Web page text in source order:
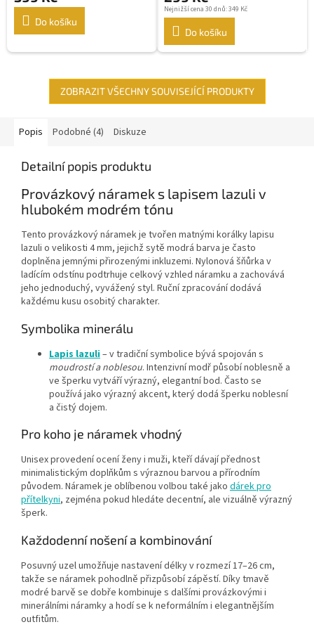
Do košíku
Nejnižší cena 30 dnů: 349 Kč
Do košíku
ZOBRAZIT VŠECHNY SOUVISEJÍCÍ PRODUKTY
Popis Podobné (4) Diskuze
Detailní popis produktu
Provázkový náramek s lapisem lazuli v
hlubokém modrém tónu
Tento provázkový náramek je tvořen matnými korálky lapisu
lazuli o velikosti 4 mm, jejichž sytě modrá barva je často
doplněna jemnými přirozenými inkluzemi. Nylonová šňůrka v
ladícím odstínu podtrhuje celkový vzhled náramku a zachovává
jeho jednoduchý, vyvážený styl. Ruční zpracování dodává
každému kusu osobitý charakter.
Symbolika minerálu
Lapis lazuli– v tradiční symbolice bývá spojován s
moudrostí a noblesou. Intenzivní modř působí noblesně a
ve šperku vytváří výrazný, elegantní bod. Často se
používá jako výrazný akcent, který dodá šperku noblesní
a čistý dojem.
Pro koho je náramek vhodný
Unisex provedení ocení ženy i muži, kteří dávají přednost
minimalistickým doplňkům s výraznou barvou a přírodním
původem. Náramek je oblíbenou volbou také jako dárek pro
přítelkyni, zejména pokud hledáte decentní, ale vizuálně výrazný
šperk.
Každodenní nošení a kombinování
Posuvný uzel umožňuje nastavení délky v rozmezí 17–26 cm,
takže se náramek pohodlně přizpůsobí zápěstí. Díky tmavě
modré barvě se dobře kombinuje s dalšími provázkovými i
minerálními náramky a hodí se k neformálním i elegantnějším
outfitům.